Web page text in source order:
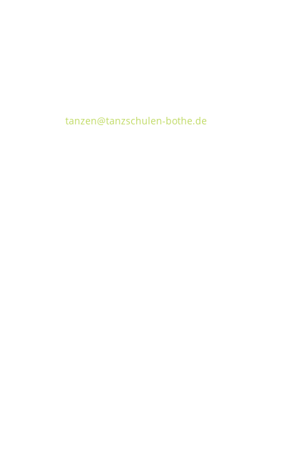
tanzen@tanzschulen-bothe.de